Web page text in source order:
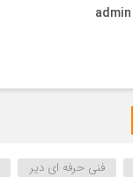
admin
فنی حرفه ای دیر